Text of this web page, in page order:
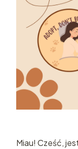
Miau! Cześć,